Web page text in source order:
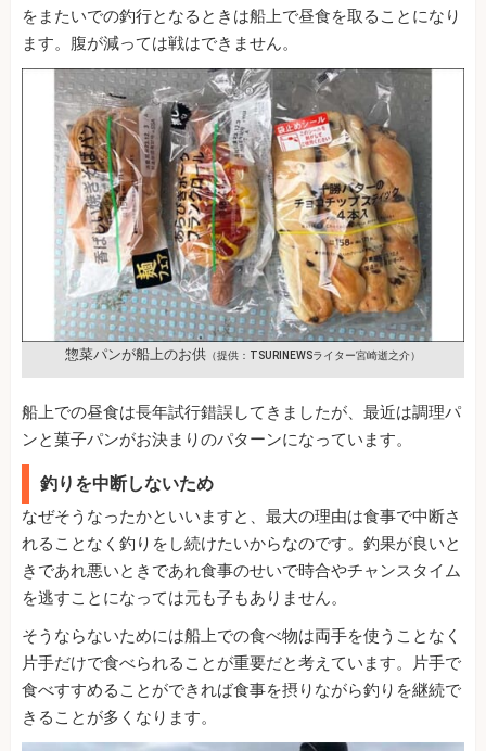
をまたいでの釣行となるときは船上で昼食を取ることになり
ます。腹が減っては戦はできません。
惣菜パンが船上のお供 （提供：TSURINEWSライター宮崎逝之介）
船上での昼食は長年試行錯誤してきましたが、最近は調理パ
ンと菓子パンがお決まりのパターンになっています。
釣りを中断しないため
なぜそうなったかといいますと、最大の理由は食事で中断さ
れることなく釣りをし続けたいからなのです。釣果が良いと
きであれ悪いときであれ食事のせいで時合やチャンスタイム
を逃すことになっては元も子もありません。
そうならないためには船上での食べ物は両手を使うことなく
片手だけで食べられることが重要だと考えています。片手で
食べすすめることができれば食事を摂りながら釣りを継続で
きることが多くなります。